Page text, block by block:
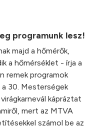
programunk lesz!
majd a hőmérők,
a hőmérséklet - írja a
remek programok
30. Mesterségek
kápráztat
mert az MTVA
számol be az